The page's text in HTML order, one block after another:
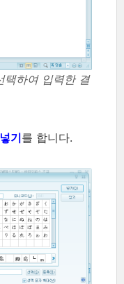
택하여 입력한 결
기를 합니다.